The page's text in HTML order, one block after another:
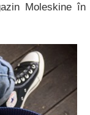
Moleskine